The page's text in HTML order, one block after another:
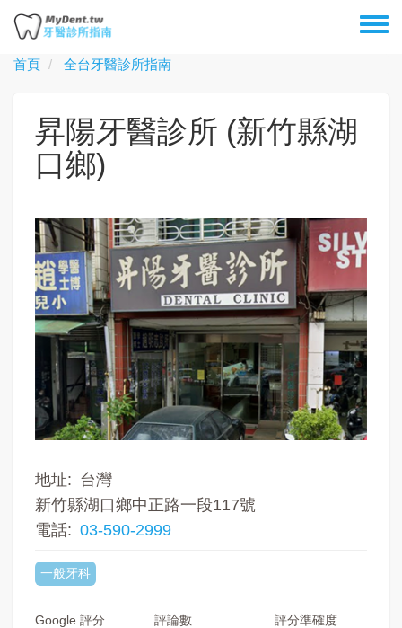
移
主首頁 全台牙醫診所指南
昇陽牙醫診所 (新竹縣湖
口鄉)
地址
台灣
新竹縣湖口鄉中正路一段117號
電話
03-590-2999
一般牙科
Google 評分 評論數 評分準確度